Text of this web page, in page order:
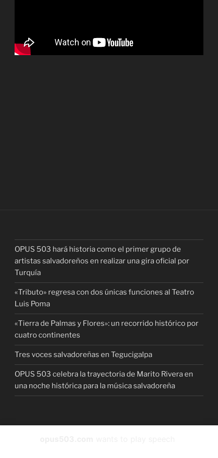
OPUS 503 hará historia como el primer grupo de
artistas salvadoreños en realizar una gira oficial por
Turquía
«Tributo» regresa con dos únicas funciones al Teatro
Luis Poma
«Tierra de Palmas y Flores»: un recorrido histórico por
cuatro continentes
Tres voces salvadoreñas en Tegucigalpa
OPUS 503 celebra la trayectoria de Marito Rivera en
una noche histórica para la música salvadoreña